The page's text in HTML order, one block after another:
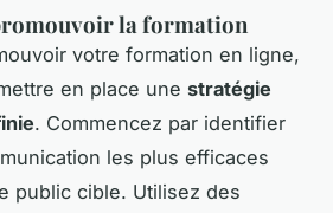
la formation
votre formation en ligne,
en place une stratégie
. Commencez par identifier
les plus efficaces
public cible. Utilisez des